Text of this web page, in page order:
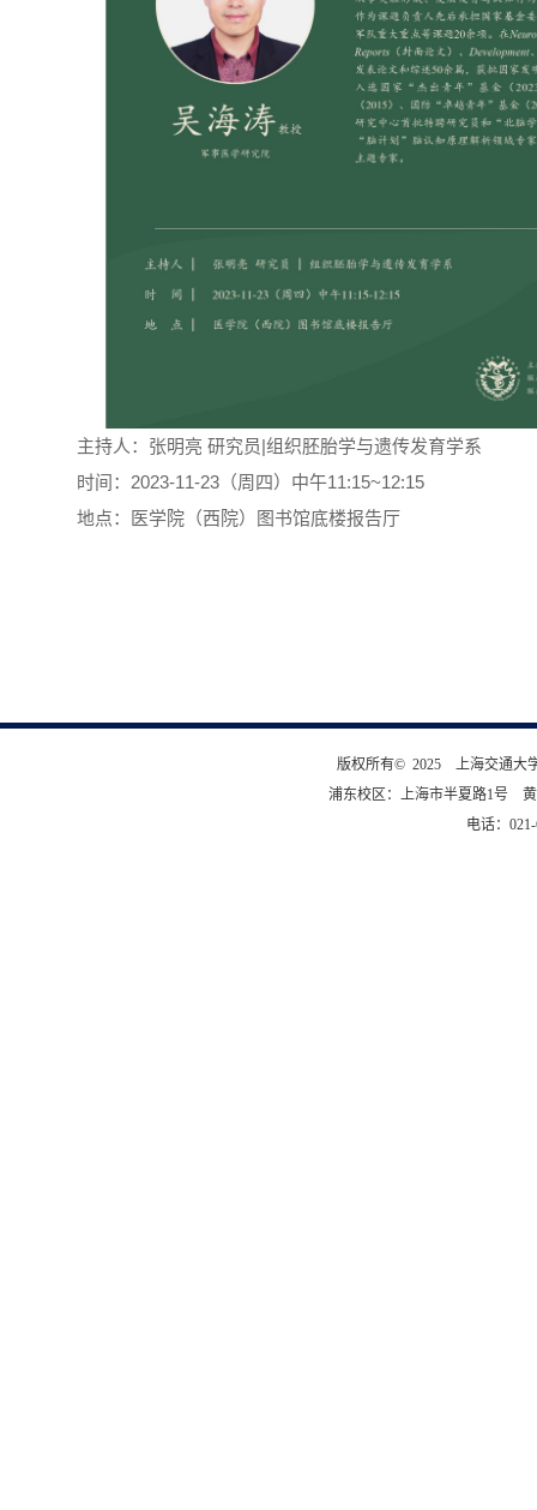
版权所有© 2025 上海交通大
浦东校区：上海市半夏路1号
电话：
主持人：张明亮 研究员|组织胚胎学与遗传发育学系
时间：2023-11-23（周四）中午11:15~12:15
地点：医学院（西院）图书馆底楼报告厅